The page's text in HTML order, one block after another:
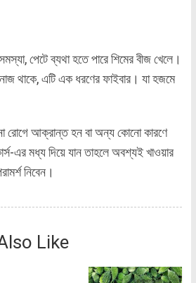
পেটে ব্যথা হতে পারে শিমের বীজ খেলে।
থাকে, এটি এক ধরণের ফাইবার। যা হজমে
রোগে আক্রান্ত হন বা অন্য কোনো কারণে
এর মধ্য দিয়ে যান তাহলে অবশ্যই খাওয়ার
নিবেন।
Like